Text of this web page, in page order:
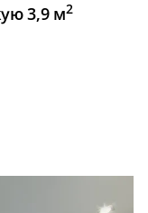
3,9 м2